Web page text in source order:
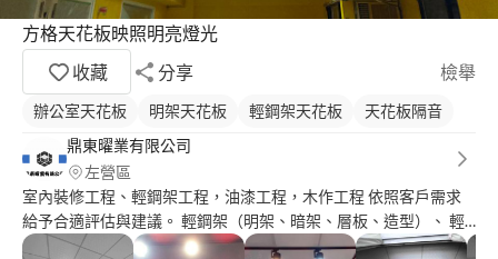
方格天花板映照明亮燈光
收藏
分享 檢舉
辦公室天花板 明架天花板 輕鋼架天花板
天花板隔音
鼎東曜業有限公司
左營區
室內裝修工程、輕鋼架工程，油漆工程，木作工程 依照客戶需求
給予合適評估與建議。 輕鋼架（明架、暗架、層板、造型）、 輕
隔間（乾式、溼式、管道隔間）、 水電工程、鐵皮屋、油漆工